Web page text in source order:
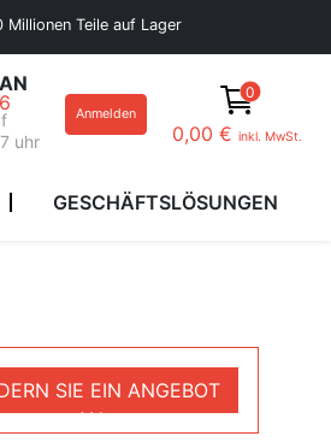
Millionen Teile auf Lager
uhr
Anmelden
0
0,00 € inkl. MwSt.
GESCHÄFTSLÖSUNGEN
SIE EIN ANGEBOT
AN